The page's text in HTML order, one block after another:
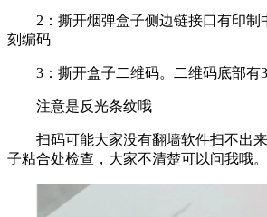
2：撕开烟弹盒子侧边链接口有印制
刻编码
3：撕开盒子二维码。二维码底部有3
注意是反光条纹哦
扫码可能大家没有翻墙软件扫不出
子粘合处检查，大家不清楚可以问我哦。